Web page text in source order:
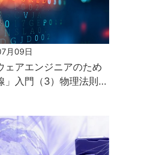
月09日
ェアエンジニアのため
」入門（3）物理法則が